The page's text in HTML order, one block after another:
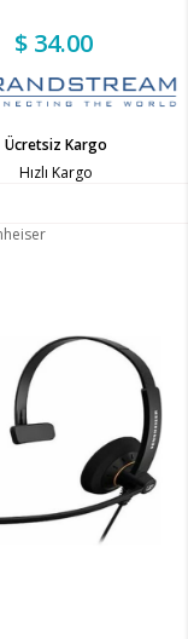
$ 34.00
Ücretsiz Kargo
Hızlı Kargo